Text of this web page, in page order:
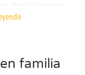
con lo que usted
mar Mediterráneoy el
familia